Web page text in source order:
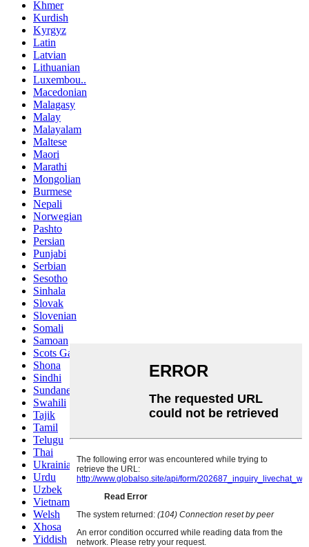
Khmer
Kurdish
Kyrgyz
Latin
Latvian
Lithuanian
Luxembou..
Macedonian
Malagasy
Malay
Malayalam
Maltese
Maori
Marathi
Mongolian
Burmese
Nepali
Norwegian
Pashto
Persian
Punjabi
Serbian
Sesotho
Sinhala
Slovak
Slovenian
Somali
Samoan
Scots Gaelic
Shona
Sindhi
Sundanese
Swahili
Tajik
Tamil
Telugu
Thai
Ukrainian
Urdu
Uzbek
Vietnamese
Welsh
Xhosa
Yiddish